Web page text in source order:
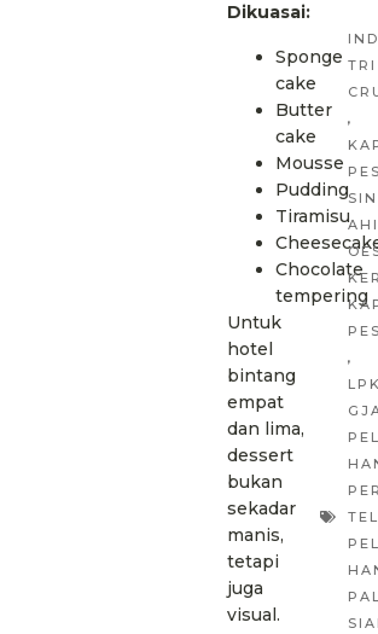
Dikuasai:
Sponge
cake
Butter
cake
Mousse
Pudding
Tiramisu
Chocolate
tempering
Untuk
hotel
bintang
empat
dan lima,
dessert
bukan
sekadar
manis,
tetapi
juga
visual.
TRI
,
,